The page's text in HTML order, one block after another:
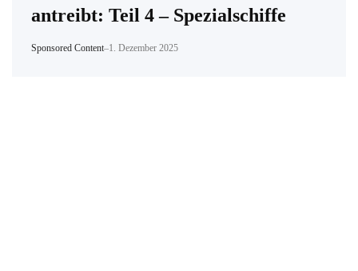
antreibt: Teil 4 – Spezialschiffe
Sponsored Content–1. Dezember 2025